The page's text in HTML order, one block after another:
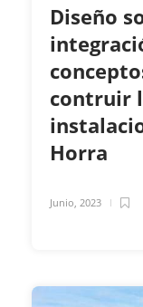
Diseño
contruir
Horra
Junio, 2023